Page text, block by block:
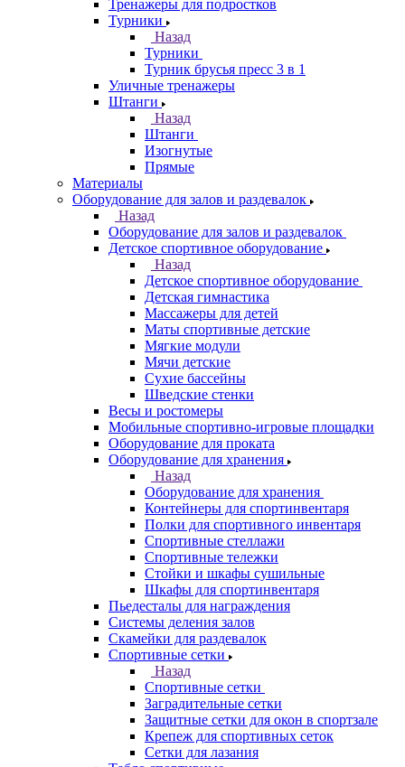
Тренажеры для подростков
Турники
Назад
Турники
Турник брусья пресс 3 в 1
Уличные тренажеры
Штанги
Назад
Штанги
Изогнутые
Прямые
Материалы
Оборудование для залов и раздевалок
Назад
Оборудование для залов и раздевалок
Детское спортивное оборудование
Назад
Детское спортивное оборудование
Детская гимнастика
Массажеры для детей
Маты спортивные детские
Мягкие модули
Мячи детские
Сухие бассейны
Шведские стенки
Весы и ростомеры
Мобильные спортивно-игровые площадки
Оборудование для проката
Оборудование для хранения
Назад
Оборудование для хранения
Контейнеры для спортинвентаря
Полки для спортивного инвентаря
Спортивные стеллажи
Спортивные тележки
Стойки и шкафы сушильные
Шкафы для спортинвентаря
Пьедесталы для награждения
Системы деления залов
Скамейки для раздевалок
Спортивные сетки
Назад
Спортивные сетки
Заградительные сетки
Защитные сетки для окон в спортзале
Крепеж для спортивных сеток
Сетки для лазания